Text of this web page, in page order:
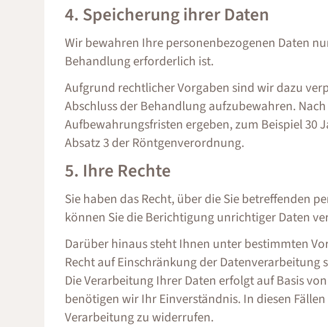
4. Speicherung ihrer Daten
Wir bewahren Ihre personenbezogenen Daten
Behandlung erforderlich ist.
Aufgrund rechtlicher Vorgaben sind wir dazu
Abschluss der Behandlung aufzubewahren.
Aufbewahrungsfristen ergeben, zum Beispiel 30
Absatz 3 der Röntgenverordnung.
5. Ihre Rechte
Sie haben das Recht, über die Sie betreffenden
können Sie die Berichtigung unrichtiger Daten
Darüber hinaus steht Ihnen unter bestimmten
Recht auf Einschränkung der
Die Verarbeitung Ihrer Daten erfolgt auf Basis
benötigen wir Ihr Einverständnis. In diesen
Verarbeitung zu widerrufen.